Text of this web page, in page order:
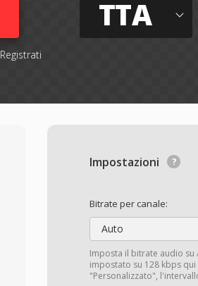
Registrati
TTA
Impostazioni
Bitrate per canale:
Auto
Imposta il bitrate audio su
impostato su 128 kbps
"Personalizzato",